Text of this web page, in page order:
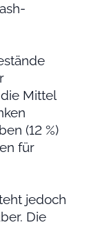
Mittel
(12 %)
für
jedoch
Die